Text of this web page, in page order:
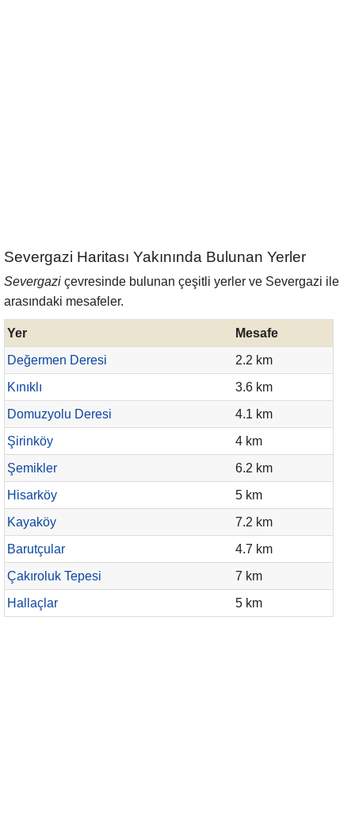
Severgazi Haritası Yakınında Bulunan Yerler
Severgazi çevresinde bulunan çeşitli yerler ve Severgazi ile
arasındaki mesafeler.
Yer
Mesafe
Değermen Deresi
2.2 km
Kınıklı
3.6 km
Domuzyolu Deresi
4.1 km
Şirinköy
4 km
Şemikler
6.2 km
Hisarköy
5 km
Kayaköy
7.2 km
Barutçular
4.7 km
Çakıroluk Tepesi
7 km
Hallaçlar
5 km